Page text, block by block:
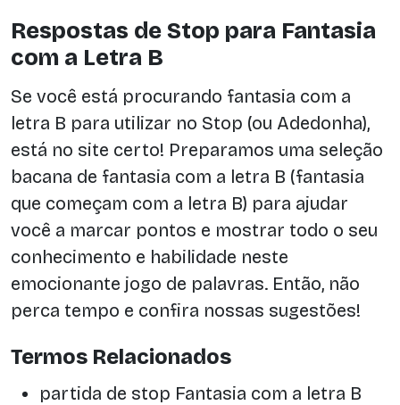
Respostas de Stop para Fantasia
com a Letra B
Se você está procurando fantasia com a
letra B para utilizar no Stop (ou Adedonha),
está no site certo! Preparamos uma seleção
bacana de fantasia com a letra B (fantasia
que começam com a letra B) para ajudar
você a marcar pontos e mostrar todo o seu
conhecimento e habilidade neste
emocionante jogo de palavras. Então, não
perca tempo e confira nossas sugestões!
Termos Relacionados
partida de stop Fantasia com a letra B